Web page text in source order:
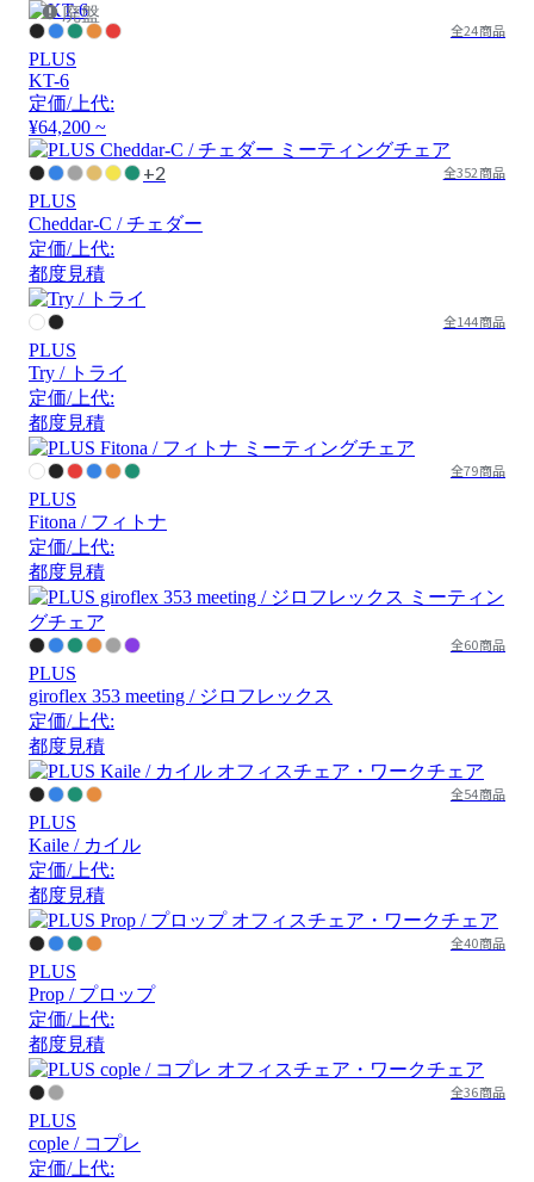
廃盤
全24商品
PLUS
KT-6
定価/上代:
¥64,200 ~
+2 全352商品
PLUS
Cheddar-C / チェダー
定価/上代:
都度見積
全144商品
PLUS
Try / トライ
定価/上代:
都度見積
全79商品
PLUS
Fitona / フィトナ
定価/上代:
都度見積
全60商品
PLUS
giroflex 353 meeting / ジロフレックス
定価/上代:
都度見積
全54商品
PLUS
Kaile / カイル
定価/上代:
都度見積
全40商品
PLUS
Prop / プロップ
定価/上代:
都度見積
全36商品
PLUS
cople / コプレ
定価/上代: